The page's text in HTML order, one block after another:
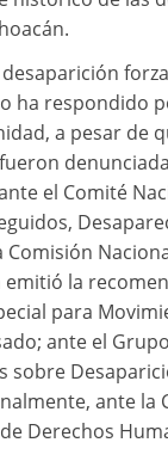
ha respondido
a pesar de
el Comité
Comisión
la
para
ante el
sobre
ante la
Derechos